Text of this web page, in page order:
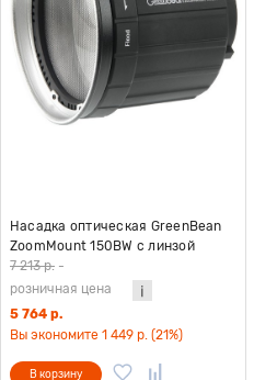
Насадка оптическая GreenBean
ZoomMount 150BW с линзой
Френеля
7 213 р. -
розничная цена
5 764 р.
Вы экономите 1 449 р. (21%)
В корзину